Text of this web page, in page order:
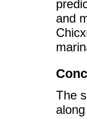
and
The